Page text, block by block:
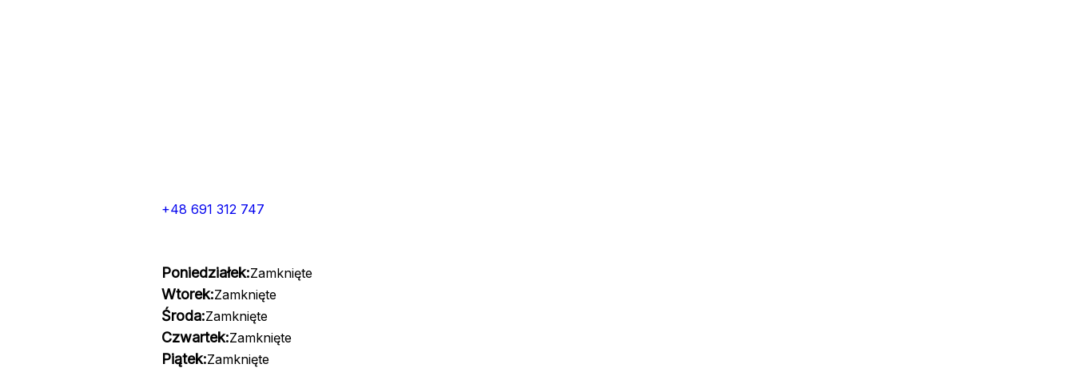
+48 691 312 747
Poniedziałek:Zamknięte
Wtorek:Zamknięte
Środa:Zamknięte
Czwartek:Zamknięte
Piątek:Zamknięte